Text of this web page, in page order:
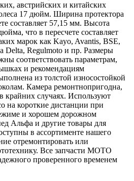
австрийских и китайских
17 дюйм. Ширина протектора
составляет 57,15 мм. Высота
что в пересчете составляет
марок как Kayo, Avantis, BSE,
Delta, Regulmoto и пр. Размеры
соответствовать параметрам,
и рекомендациям
из толстой износостойкой
Камера ремонтнопригодна,
крайних случаях. Используют
на короткие дистанции при
и хорошем дорожном
Альфа и другие товары для
в ассортименте нашего
отремонтировать или
Все запчасти МОТО
проверенного временем